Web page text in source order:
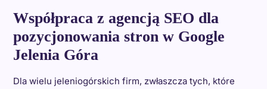
Współpraca z agencją SEO dla
pozycjonowania stron w Google
Jelenia Góra
Dla wielu jeleniogórskich firm, zwłaszcza tych, które